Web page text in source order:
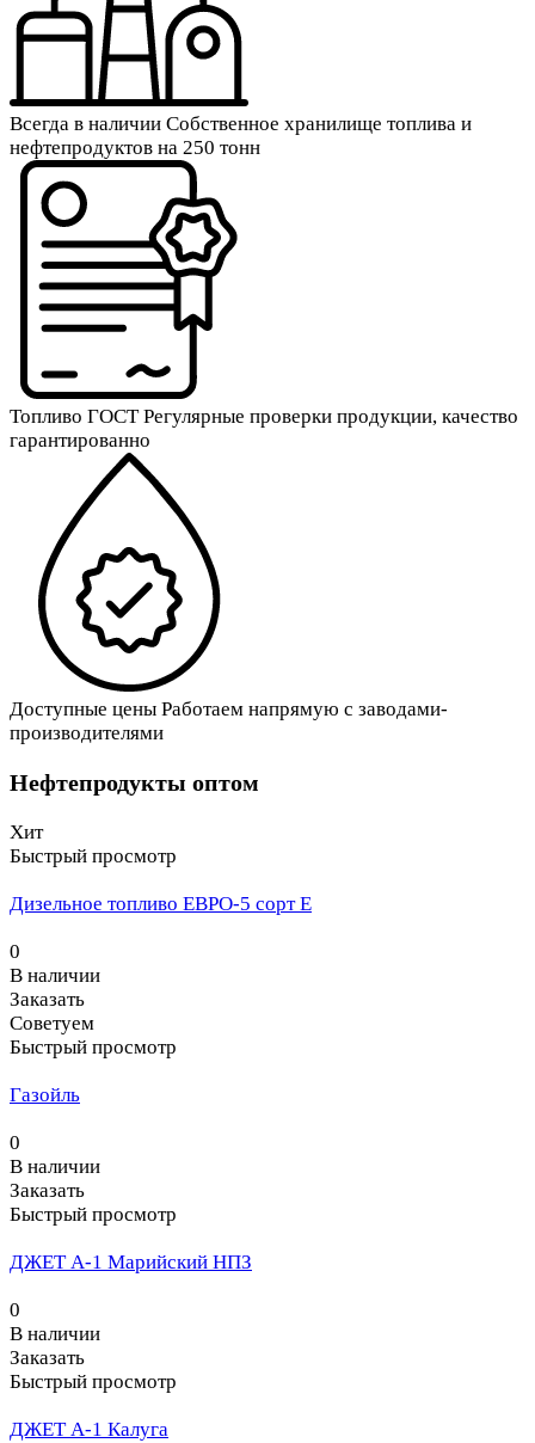
Всегда в наличии Собственное хранилище топлива и
нефтепродуктов на 250 тонн
Топливо ГОСТРегулярные проверки продукции, качество
гарантированно
Доступные цены Работаем напрямую с заводами-
производителями
Нефтепродукты оптом
Хит
Быстрый просмотр
Дизельное топливо ЕВРО-5 сорт Е
0
В наличии
Заказать
Советуем
Быстрый просмотр
Газойль
0
В наличии
Заказать
Быстрый просмотр
ДЖЕТ А-1 Марийский НПЗ
0
В наличии
Заказать
Быстрый просмотр
ДЖЕТ А-1 Калуга